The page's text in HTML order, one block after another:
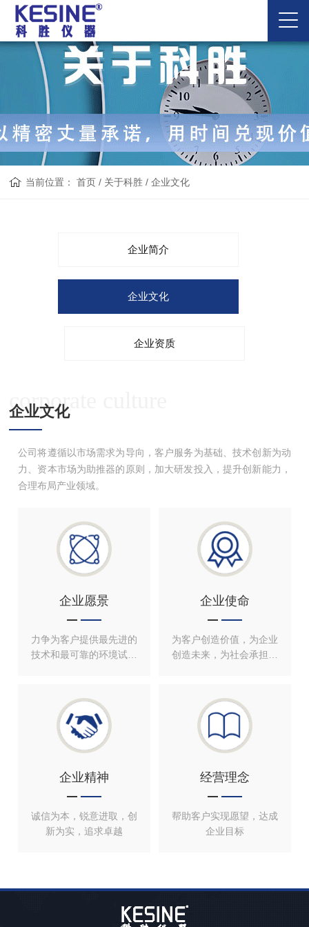
当前位置：首页 / 关于科胜 /企业文化
企业简介
企业文化
企业资质
corporate culture
企业文化
公司将遵循以市场需求为导向，客户服务为基础、技术创新为动
力、资本市场为助推器的原则，加大研发投入，提升创新能力，
合理布局产业领域。
企业愿景
力争为客户提供最先进的
技术和最可靠的环境试验
企业使命
为客户创造价值，为企业
创造未来，为社会承担责
企业精神
诚信为本，锐意进取，创
新为实，追求卓越
经营理念
帮助客户实现愿望，达成
企业目标